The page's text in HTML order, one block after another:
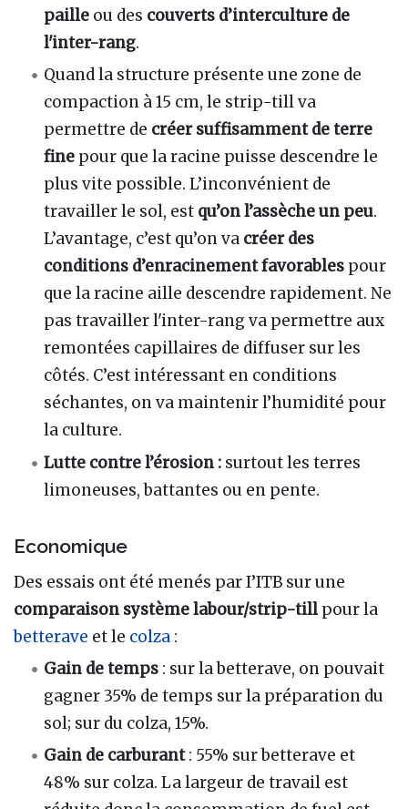
paille ou des couverts d’interculture de
l'inter-rang.
Quand la structure présente une zone de
compaction à 15 cm, le strip-till va
permettre de créer suffisamment de terre
fine pour que la racine puisse descendre le
plus vite possible. L’inconvénient de
travailler le sol, est qu’on l’assèche un peu.
L’avantage, c’est qu’on va créer des
conditions d’enracinement favorables pour
que la racine aille descendre rapidement. Ne
pas travailler l'inter-rang va permettre aux
remontées capillaires de diffuser sur les
côtés. C’est intéressant en conditions
séchantes, on va maintenir l’humidité pour
la culture.
Lutte contre l’érosion : surtout les terres
limoneuses, battantes ou en pente.
Economique
Des essais ont été menés par I’ITB sur une
comparaison système labour/strip-tillpour la
betterave et le colza :
Gain de temps : sur la betterave, on pouvait
gagner 35% de temps sur la préparation du
sol; sur du colza, 15%.
Gain de carburant: 55% sur betterave et
48% sur colza. La largeur de travail est